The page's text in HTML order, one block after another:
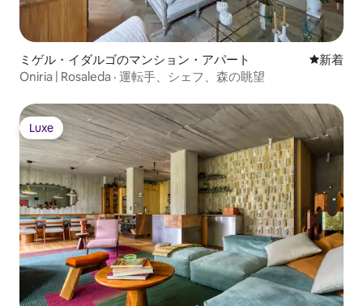
ミゲル・イダルゴのマンション・アパート 新しい宿
新着
Oniria | Rosaleda · 運転手、シェフ、森の眺望
Luxe
Luxe